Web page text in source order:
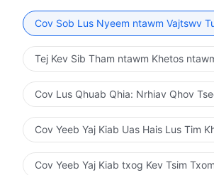
Cov Sob Lus Nyeem ntawm Vajtswv
Tej Kev Sib Tham ntawm Khetos
Cov Lus Qhuab Qhia: Nrhiav Qhov
Cov Yeeb Yaj Kiab Uas Hais Lus Tim
Cov Yeeb Yaj Kiab txog Kev Tsim